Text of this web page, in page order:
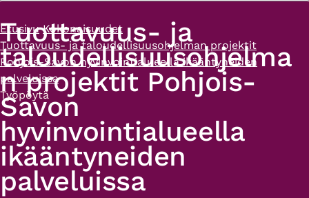
Murupolku
Etusivu Kokonaisuudet
Tuottavuus- ja taloudellisuusohjelman projektit
Pohjois-Savon hyvinvointialueella ikääntyneiden
palveluissa
Työpöytä
Tuottavuus- ja
taloudellisuusohjelma
n projektit Pohjois-
Savon
hyvinvointialueella
ikääntyneiden
palveluissa